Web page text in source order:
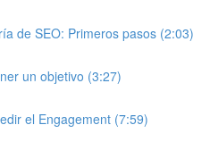
de SEO: Primeros pasos (2:03)
un objetivo (3:27)
el Engagement (7:59)